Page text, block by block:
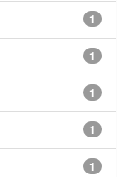
1
1
1
1
1